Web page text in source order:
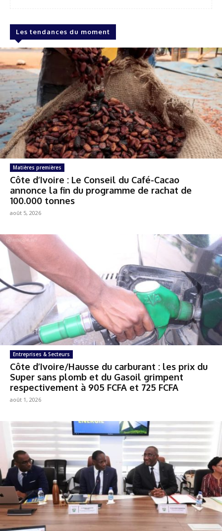
Les tendances du moment
Matières premières
Côte d’Ivoire : Le Conseil du Café-Cacao
annonce la fin du programme de rachat de
100.000 tonnes
août 5, 2026
Entreprises & Secteurs
Côte d’Ivoire/Hausse du carburant : les prix du
Super sans plomb et du Gasoil grimpent
respectivement à 905 FCFA et 725 FCFA
août 1, 2026